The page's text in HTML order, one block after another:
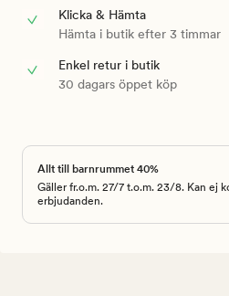
Klicka & Hämta
Hämta i butik efter 3 timmar
Enkel retur i butik
30 dagars öppet köp
Allt till barnrummet 40%
Gäller fr.o.m. 27/7 t.o.m. 23/8. Kan ej
erbjudanden.